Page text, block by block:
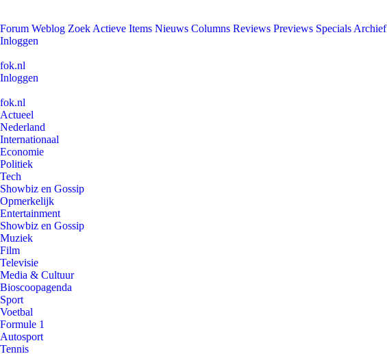
Forum Weblog Zoek Actieve Items Nieuws Columns Reviews Previews Specials Archief
Inloggen
fok.nl
Inloggen
fok.nl
Actueel
Nederland
Internationaal
Economie
Politiek
Tech
Showbiz en Gossip
Opmerkelijk
Entertainment
Showbiz en Gossip
Muziek
Film
Televisie
Media & Cultuur
Bioscoopagenda
Sport
Voetbal
Formule 1
Autosport
Tennis